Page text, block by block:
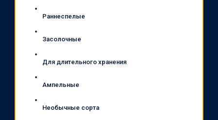
Раннеспелые
Засолочные
Для длительного хранения
Ампельные
Необычные сорта